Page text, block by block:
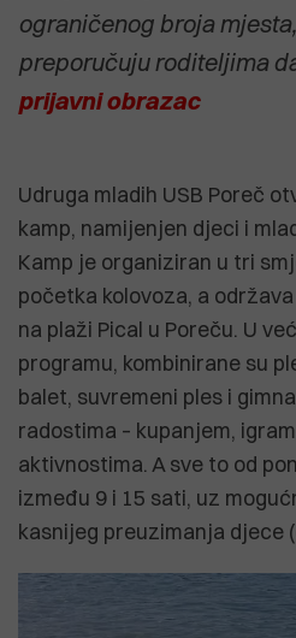
ograničenog broja
preporučuju roditeljima
prijavni obrazac
Udruga mladih USB Poreč
kamp, namijenjen djeci i
Kamp je organiziran u tri
početka kolovoza, a
na plaži Pical u Poreču. U
programu, kombinirane su
balet, suvremeni ples i
radostima – kupanjem,
aktivnostima. A sve to od
između 9 i 15 sati, uz
kasnijeg preuzimanja djece